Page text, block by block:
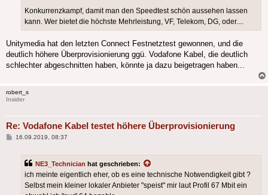
Konkurrenzkampf, damit man den Speedtest schön aussehen lassen
kann. Wer bietet die höchste Mehrleistung, VF, Telekom, DG, oder....
Unitymedia hat den letzten Connect Festnetztest gewonnen, und die
deutlich höhere Überprovisionierung ggü. Vodafone Kabel, die deutlich
schlechter abgeschnitten haben, könnte ja dazu beigetragen haben...
robert_s
Insider
Re: Vodafone Kabel testet höhere Überprovisionierung
Beitrag
16.09.2019, 08:37
NE3_Technician hat geschrieben:
ich meinte eigentlich eher, ob es eine technische Notwendigkeit gibt ?
Selbst mein kleiner lokaler Anbieter "speist" mir laut Profil 67 Mbit ein